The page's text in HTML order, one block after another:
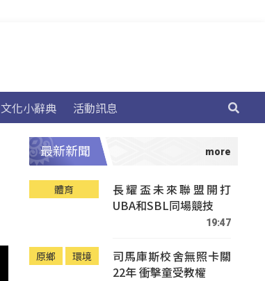
文化小辭典 活動訊息
最新新聞
體育
長耀盃未來聯盟開打
UBA和SBL同場競技
19:47
原鄉 環境
司馬庫斯校舍無照卡關
22年 衝擊童受教權